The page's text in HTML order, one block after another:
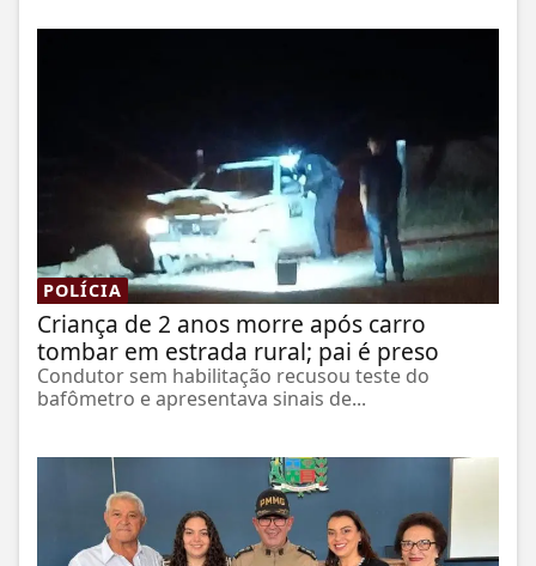
POLÍCIA
Criança de 2 anos morre após carro
tombar em estrada rural; pai é preso
Condutor sem habilitação recusou teste do
bafômetro e apresentava sinais de...